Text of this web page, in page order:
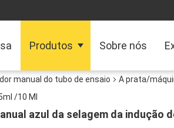
Produtos Sobre nós
manual do tubo de ensaio
A prata/
/10 Ml
azul da selagem da